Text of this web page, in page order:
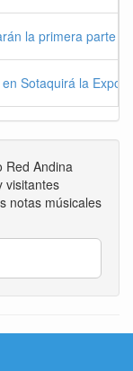
la primera parte
Sotaquirá la
Red Andina
visitantes
notas músicales